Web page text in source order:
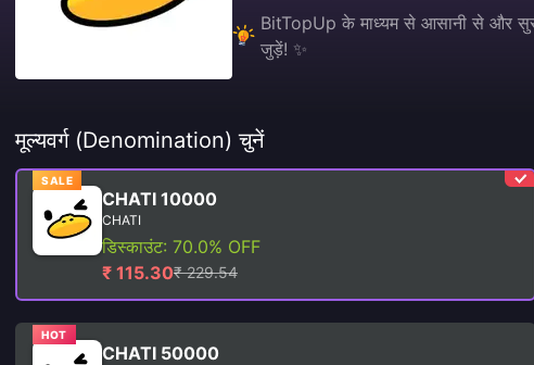
BitTopUp के माध्यम से आसानी से और
जुड़ें! ✨
मूल्यवर्ग (Denomination) चुनें
SALE
CHATI 10000
CHATI
डिस्काउंट: 70.0% OFF
₹ 115.30₹ 229.54
HOT
CHATI 50000